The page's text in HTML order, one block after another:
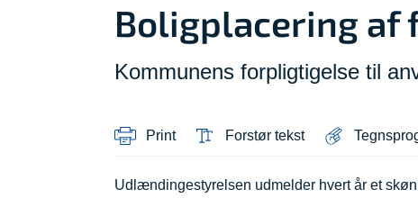
Boligplacering af
Kommunens forpligtigelse til
Print Forstør tekst
Udlændingestyrelsen udmelder hvert år et